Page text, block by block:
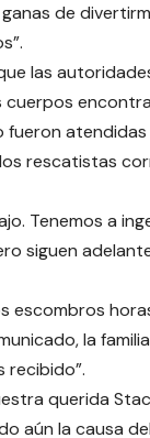
de
las
fueron
rescatistas
Tenemos a
siguen
escombros
la
recibido”.
querida
aún la causa